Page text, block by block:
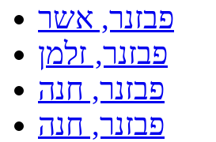
פבזנר, אשר
פבזנר, זלמן
פבזנר, חנה
פבזנר, חנה